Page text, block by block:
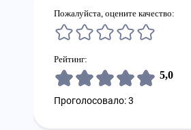
Пожалуйста, оцените качество:
Рейтинг:
5,0
Проголосовало: 3